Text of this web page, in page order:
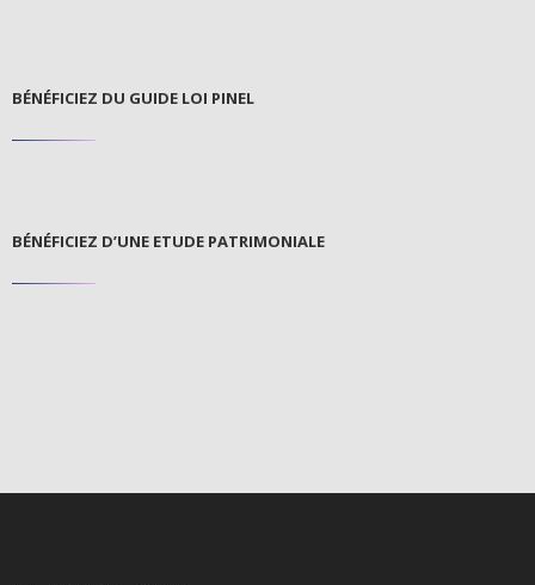
BÉNÉFICIEZ DU GUIDE LOI PINEL
BÉNÉFICIEZ D’UNE ETUDE PATRIMONIALE